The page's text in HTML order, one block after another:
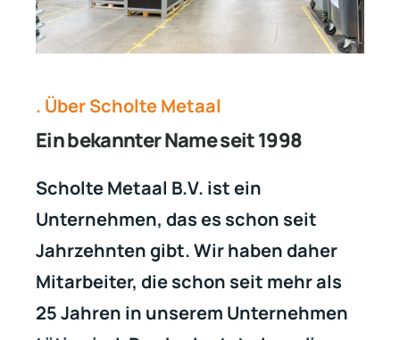
. Über Scholte Metaal
Ein bekannter Name seit 1998
Scholte Metaal B.V. ist ein
Unternehmen, das es schon seit
Jahrzehnten gibt. Wir haben daher
Mitarbeiter, die schon seit mehr als
25 Jahren in unserem Unternehmen